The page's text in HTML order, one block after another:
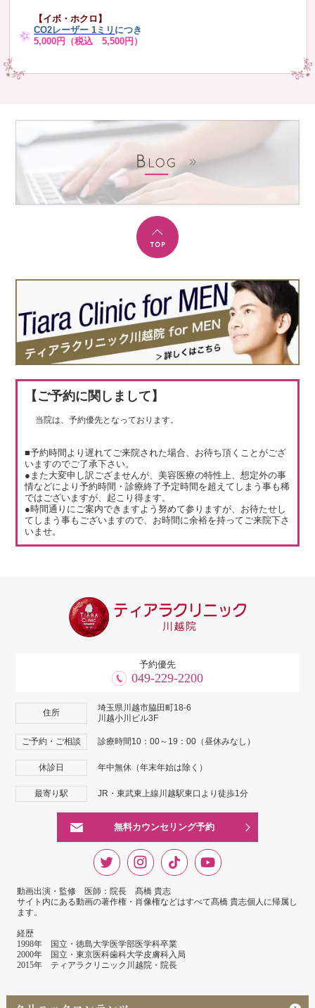
【イボ・ホクロ】
CO2レーザー 1ミリ につき
5,000円（税込 5,500円）
【ご予約に関しまして】
当院は、予約優先となっております。
■予約時間より遅れてご来院された場合、お待ち頂くことがござ
いますのでご了承下さい。
●また大変申し訳ござませんが、美容医療の特性上、想定外の事
情などにより予約時間・診療終了予定時間を超えてしまう事も稀
ではございますが、起こり得ます。
●時間通りにご案内できますよう努めて参りますが、お待たせし
てしまう事もございますので、お時間に余裕を持ってご来院下さ
いませ。
予約優先
049-229-2200
住所
埼玉県川越市脇田町18-6
川越小川ビル3F
ご予約・ご相談 診療時間10：00～19：00（昼休みなし）
休診日 年中無休（年末年始は除く）
最寄り駅 JR・東武東上線川越駅東口より徒歩1分
無料カウンセリング予約
動画出演・監修 医師：院長 髙橋 貴志
サイト内にある動画の著作権・肖像権などはすべて髙橋 貴志個人に帰属し
ます。
経歴
1998年 国立・徳島大学医学部医学科卒業
2000年 国立・東京医科歯科大学皮膚科入局
2015年 ティアラクリニック川越院・院長